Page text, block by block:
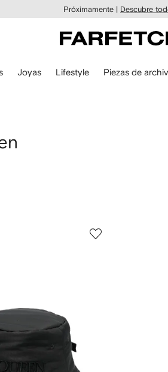
Próximamente | Descubre
Joyas Lifestyle Piezas de